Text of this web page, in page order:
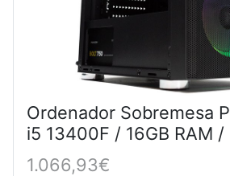
Ordenador Sobremesa
i5 13400F / 16GB RAM /
/ RTX 3060 12GB - Pc
1.066,93€